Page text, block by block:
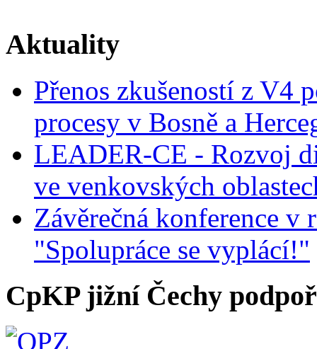
Aktuality
Přenos zkušeností z V4
procesy v Bosně a
LEADER-CE - Rozvoj
ve venkovských
Závěrečná konference v
"Spolupráce se vyplácí!"
CpKP jižní Čechy